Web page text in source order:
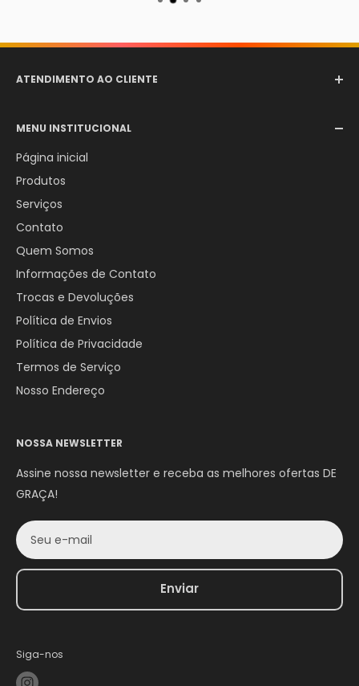
ATENDIMENTO AO CLIENTE
WhatsApp:+55 (12) 98246-4555
MENU INSTITUCIONAL
Página inicial
Produtos
Serviços
Contato
Quem Somos
Informações de Contato
Trocas e Devoluções
Política de Envios
Política de Privacidade
Termos de Serviço
Nosso Endereço
NOSSA NEWSLETTER
Assine nossa newsletter e receba as melhores ofertas DE
GRAÇA!
Seu e-mail
Enviar
Siga-nos